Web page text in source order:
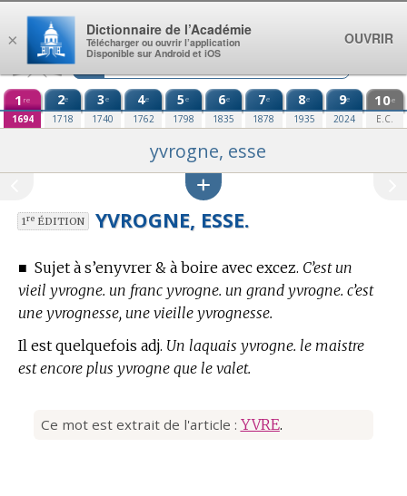
Aller au contenu
1 re
1694
2e
1718
3e
1740
4e
1762
5e
1798
6e
1835
7e
1878
8e
1935
9e
2024
10e
E.C.
yvrogne, esse
1reÉDITION YVROGNE, ESSE.
■ Sujet à s’enyvrer & à boire avec excez. C’est un
vieil yvrogne. un franc yvrogne. un grand yvrogne. c’est
une yvrognesse, une vieille yvrognesse.
Il est quelquefois adj. Un laquais yvrogne. le maistre
est encore plus yvrogne que le valet.
Ce mot est extrait de l'article : YVRE.
×
Dictionnaire de l’Académie
Télécharger ou ouvrir l’application
Disponible sur Android et iOS
OUVRIR